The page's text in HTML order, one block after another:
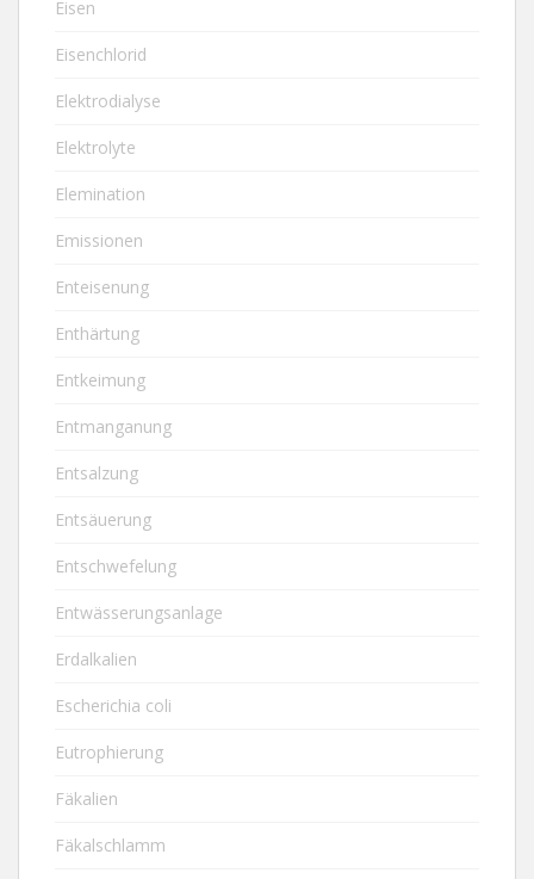
Eisen
Eisenchlorid
Elektrodialyse
Elektrolyte
Elemination
Emissionen
Enteisenung
Enthärtung
Entkeimung
Entmanganung
Entsalzung
Entsäuerung
Entschwefelung
Entwässerungsanlage
Erdalkalien
Escherichia coli
Eutrophierung
Fäkalien
Fäkalschlamm